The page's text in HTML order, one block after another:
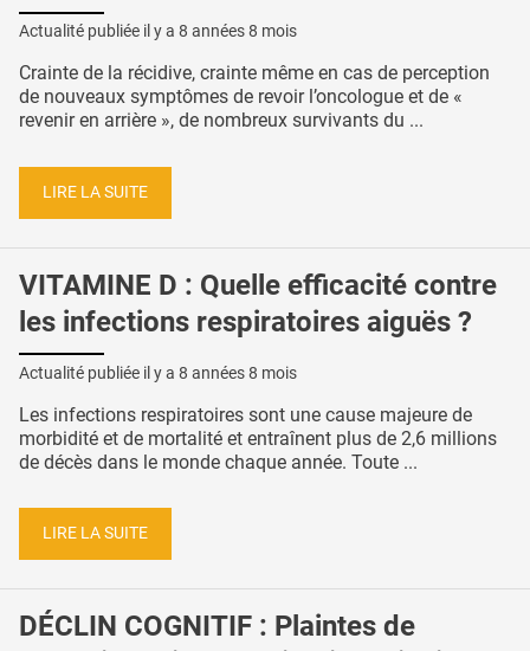
Actualité publiée il y a 8 années 8 mois
Crainte de la récidive, crainte même en cas de perception
de nouveaux symptômes de revoir l’oncologue et de «
revenir en arrière », de nombreux survivants du ...
LIRE LA SUITE
VITAMINE D : Quelle efficacité contre
les infections respiratoires aiguës ?
Actualité publiée il y a 8 années 8 mois
Les infections respiratoires sont une cause majeure de
morbidité et de mortalité et entraînent plus de 2,6 millions
de décès dans le monde chaque année. Toute ...
LIRE LA SUITE
DÉCLIN COGNITIF : Plaintes de